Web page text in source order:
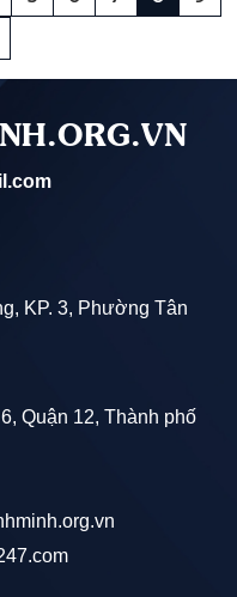
KP. 3, Phường Tân
Quận 12, Thành phố